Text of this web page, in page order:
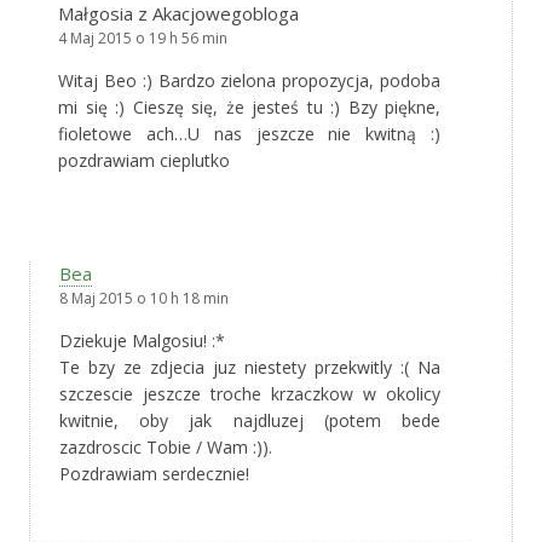
Małgosia z Akacjowegobloga
4 Maj 2015 o 19 h 56 min
Witaj Beo :) Bardzo zielona propozycja, podoba
mi się :) Cieszę się, że jesteś tu :) Bzy piękne,
fioletowe ach…U nas jeszcze nie kwitną :)
pozdrawiam cieplutko
Bea
8 Maj 2015 o 10 h 18 min
Dziekuje Malgosiu! :*
Te bzy ze zdjecia juz niestety przekwitly :( Na
szczescie jeszcze troche krzaczkow w okolicy
kwitnie, oby jak najdluzej (potem bede
zazdroscic Tobie / Wam :)).
Pozdrawiam serdecznie!